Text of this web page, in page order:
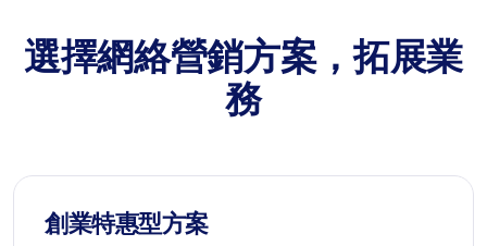
選擇網絡營銷方案，拓展業
務
創業特惠型方案